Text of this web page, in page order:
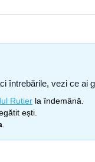
întrebările, vezi ce
Rutier la îndemână.
ești.